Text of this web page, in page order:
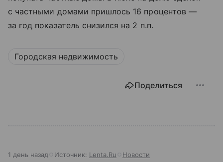
с частными домами пришлось 16 процентов —
за год показатель снизился на 2 п.п.
Городская недвижимость
Поделиться
1 день назад Источник: Lenta.Ru Новости